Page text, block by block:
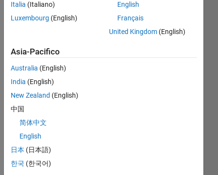
Hi
guy
hav
e a
vec
x =
Italia (Italiano)
Luxembourg (English)
English
Français
United Kingdom(English)
Asia-Pacifico
Australia (English)
India (English)
New Zealand (English)
中国
简体中文
English
日本 (日本語)
한국 (한국어)